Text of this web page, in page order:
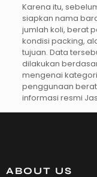
Karena itu,
siapkan nama
jumlah koli, berat
kondisi packing,
tujuan. Data
dilakukan
mengenai
penggunaan
informasi resmi
ABOUT US